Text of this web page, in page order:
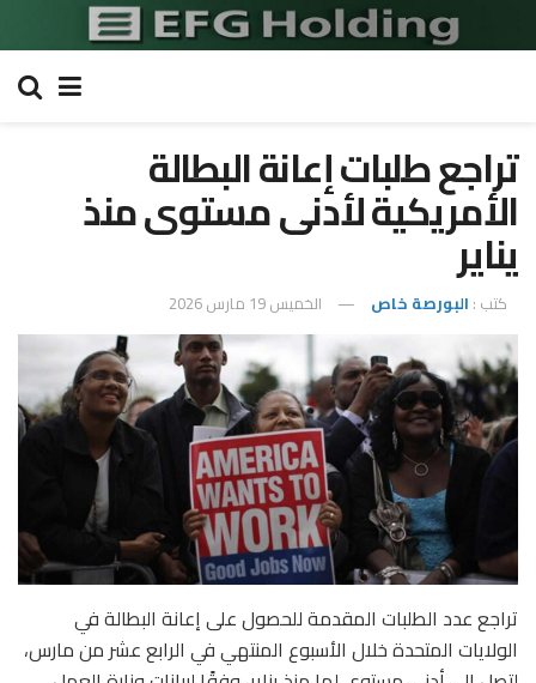
تراجع طلبات إعانة البطالة
الأمريكية لأدنى مستوى منذ
يناير
كتب : البورصة خاص الخميس 19 مارس 2026
تراجع عدد الطلبات المقدمة للحصول على إعانة البطالة في
الولايات المتحدة خلال الأسبوع المنتهي في الرابع عشر من مارس،